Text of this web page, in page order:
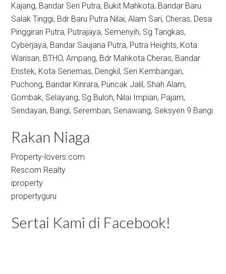
Kajang, Bandar Seri Putra, Bukit Mahkota, Bandar Baru
Salak Tinggi, Bdr Baru Putra Nilai, Alam Sari, Cheras, Desa
Pinggiran Putra, Putrajaya, Semenyih, Sg Tangkas,
Cyberjaya, Bandar Saujana Putra, Putra Heights, Kota
Warisan, BTHO, Ampang, Bdr Mahkota Cheras, Bandar
Enstek, Kota Seriemas, Dengkil, Seri Kembangan,
Puchong, Bandar Kinrara, Puncak Jalil, Shah Alam,
Gombak, Selayang, Sg Buloh, Nilai Impian, Pajam,
Sendayan, Bangi, Seremban, Senawang, Seksyen 9 Bangi
Rakan Niaga
Property-lovers.com
Rescom Realty
iproperty
propertyguru
Sertai Kami di Facebook!